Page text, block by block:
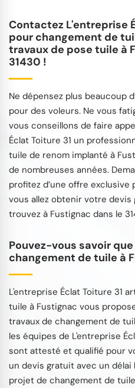
Contactez L'entreprise
pour changement de
travaux de pose tuile à
31430 !
Ne dépensez plus beaucoup
pour des voleurs. Ne vous
vous conseillons de faire
Éclat Toiture 31 un
tuile de renom implanté à
de nombreuses années.
profitez d’une offre
vous allez obtenir votre
trouvez à Fustignac dans le
Pouvez-vous savoir
changement de tuile à
L'entreprise Éclat Toiture 31
tuile à Fustignac vous
travaux de changement de
les équipes de L'entreprise
sont attesté et qualifié pour
un devis gratuit avec un
projet de changement de